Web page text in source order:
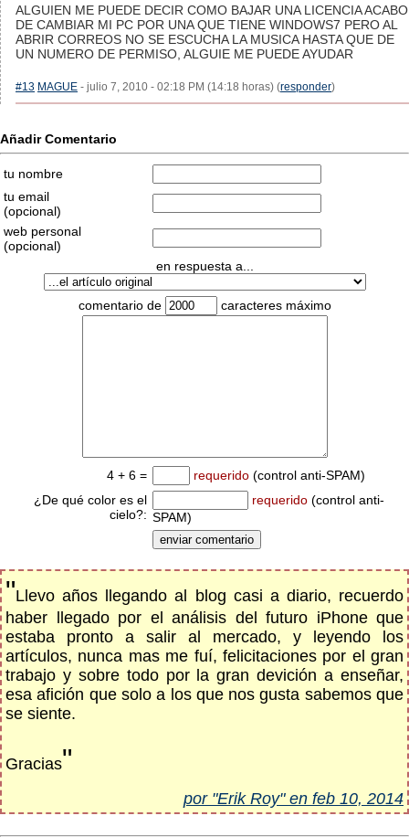
ALGUIEN ME PUEDE DECIR COMO BAJAR UNA LICENCIA ACABO
DE CAMBIAR MI PC POR UNA QUE TIENE WINDOWS7 PERO AL
ABRIR CORREOS NO SE ESCUCHA LA MUSICA HASTA QUE DE
UN NUMERO DE PERMISO, ALGUIE ME PUEDE AYUDAR
#13 MAGUE - julio 7, 2010 - 02:18 PM (14:18 horas) (responder)
Añadir Comentario
tu nombre
tu email
(opcional)
web personal
(opcional)
en respuesta a...
comentario de caracteres máximo
4 + 6 = requerido (control anti-SPAM)
¿De qué color es el
cielo?:
requerido (control anti-
SPAM)
"Llevo años llegando al blog casi a diario, recuerdo
haber llegado por el análisis del futuro iPhone que
estaba pronto a salir al mercado, y leyendo los
artículos, nunca mas me fuí, felicitaciones por el gran
trabajo y sobre todo por la gran devición a enseñar,
esa afición que solo a los que nos gusta sabemos que
se siente.
Gracias"
por "Erik Roy" en feb 10, 2014